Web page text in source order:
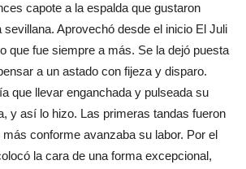
capote a la espalda que gustaron
sevillana. Aprovechó desde el inicio El Juli
que fue siempre a más. Se la dejó puesta
a un astado con fijeza y disparo.
que llevar enganchada y pulseada su
y así lo hizo. Las primeras tandas fueron
conforme avanzaba su labor. Por el
la cara de una forma excepcional,